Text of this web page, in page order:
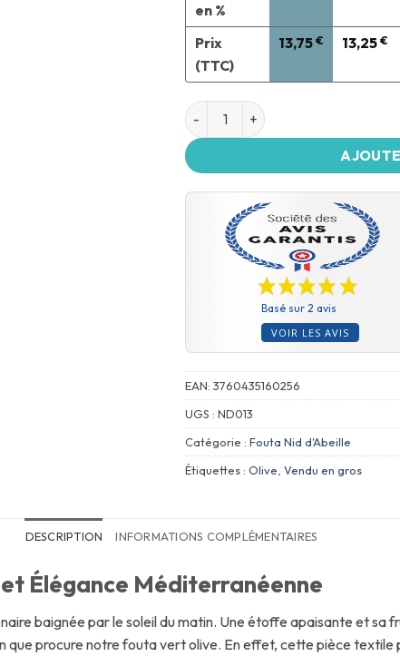
en %
Prix
(TTC)
13,75 € 13,25 €
Basé sur 2 avis
VOIR LES AVIS
EAN: 3760435160256
UGS : ND013
Catégorie : Fouta Nid d'Abeille
Étiquettes : Olive, Vendu en gros
DESCRIPTION INFORMATIONS COMPLÉMENTAIRES
Élégance Méditerranéenne
baignée par le soleil du matin. Une étoffe apaisante et sa
que procure notre fouta vert olive. En effet, cette pièce textile